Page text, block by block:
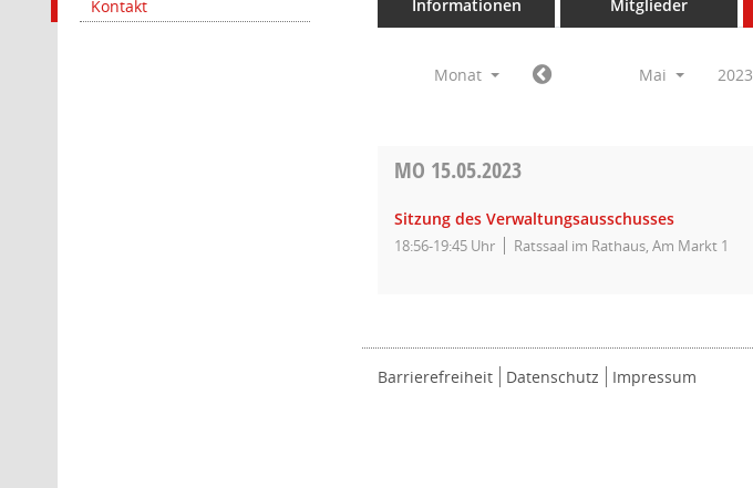
Kontakt
Informationen Mitglieder
Monat Mai 2023
MO 15.05.2023
Sitzung des Verwaltungsausschusses
18:56-19:45 Uhr Ratssaal im Rathaus, Am Markt 1
Barrierefreiheit Datenschutz Impressum